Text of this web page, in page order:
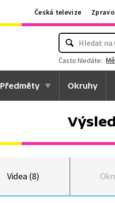
Česká televize
Často hledáte:
Předměty Okruhy
Videa (8)